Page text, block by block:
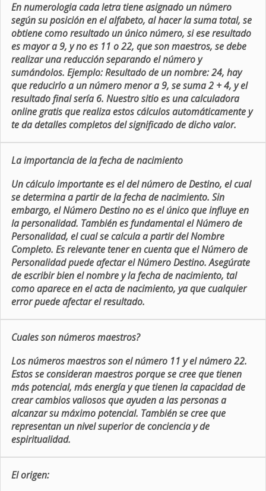
En numerologia cada letra tiene asignado un número
según su posición en el alfabeto, al hacer la suma total, se
obtiene como resultado un único número, si ese resultado
es mayor a 9, y no es 11 o 22, que son maestros, se debe
realizar una reducción separando el número y
sumándolos. Ejemplo: Resultado de un nombre: 24, hay
que reducirlo a un número menor a 9, se suma 2 + 4, y el
resultado final sería 6. Nuestro sitio es una calculadora
online gratis que realiza estos cálculos automáticamente y
te da detalles completos del significado de dicho valor.
La importancia de la fecha de nacimiento
Un cálculo importante es el del número de Destino, el cual
se determina a partir de la fecha de nacimiento. Sin
embargo, el Número Destino no es el único que influye en
la personalidad. También es fundamental el Número de
Personalidad, el cual se calcula a partir del Nombre
Completo. Es relevante tener en cuenta que el Número de
Personalidad puede afectar el Número Destino. Asegúrate
de escribir bien el nombre y la fecha de nacimiento, tal
como aparece en el acta de nacimiento, ya que cualquier
error puede afectar el resultado.
Cuales son números maestros?
Los números maestros son el número 11 y el número 22.
Estos se consideran maestros porque se cree que tienen
más potencial, más energía y que tienen la capacidad de
crear cambios valiosos que ayuden a las personas a
alcanzar su máximo potencial. También se cree que
representan un nivel superior de conciencia y de
espiritualidad.
El origen: